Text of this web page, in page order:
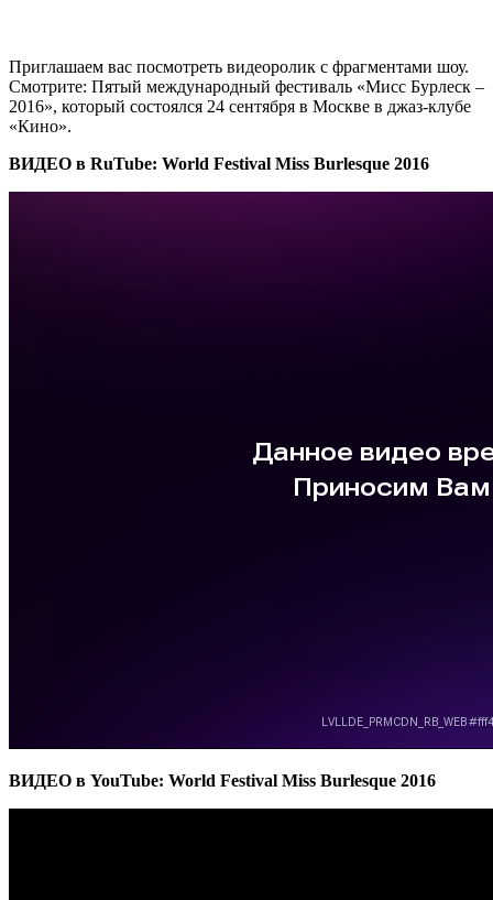
Приглашаем вас посмотреть видеоролик с фрагментами шоу.
Смотрите: Пятый международный фестиваль «Мисс Бурлеск –
2016», который состоялся 24 сентября в Москве в джаз-клубе
«Кино».
ВИДЕО в RuTube: World Festival Miss Burlesque 2016
ВИДЕО в YouTube: World Festival Miss Burlesque 2016